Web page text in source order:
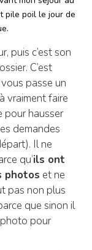
pile poil le jour de
puis c’est son
C’est
passe un
vraiment faire
pour hausser
demandes
Il ne
qu’ils ont
photos et ne
pas non plus
que sinon il
pour